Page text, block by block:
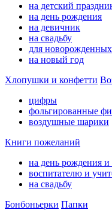
на детский
на день рождения
на девичник
на свадьбу
для новорожденных
на новый год
Хлопушки и конфетти
цифры
фольгированные
воздушные шарики
Книги пожеланий
на день рождения
воспитателю и
на свадьбу
Бонбоньерки Папки